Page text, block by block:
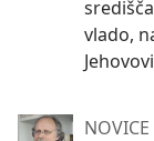
vlado,
NOVICE